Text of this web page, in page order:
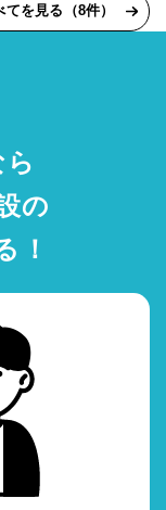
てを見る（8件）
の
！